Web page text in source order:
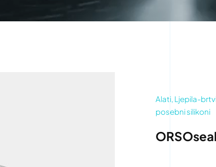
Alati, Ljepila-
posebni silikoni